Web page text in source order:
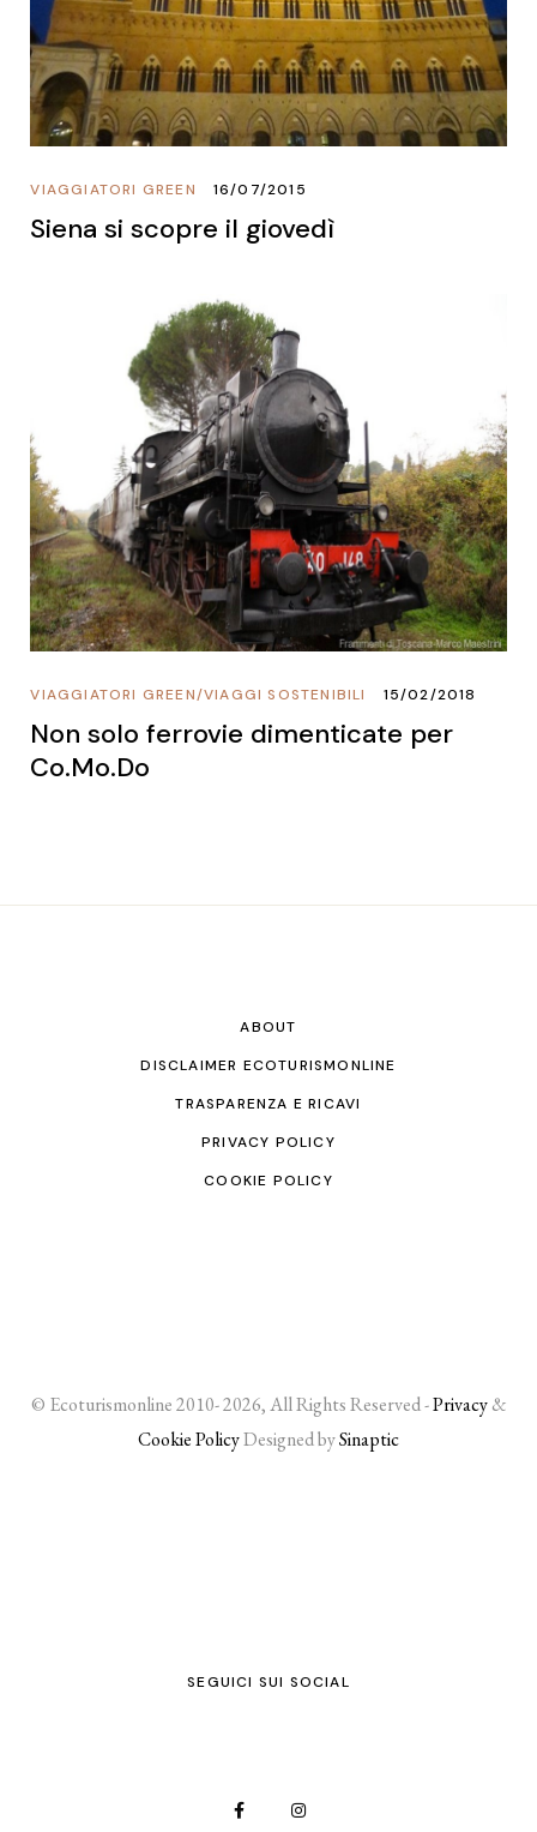
VIAGGIATORI GREEN 16/07/2015
Siena si scopre il giovedì
VIAGGI SOSTENIBILI
/
VIAGGIATORI GREEN 15/02/2018
Non solo ferrovie dimenticate per
Co.Mo.Do
ABOUT
DISCLAIMER ECOTURISMONLINE
TRASPARENZA E RICAVI
PRIVACY POLICY
COOKIE POLICY
© Ecoturismonline 2010- 2026, All Rights Reserved -Privacy&
Cookie PolicyDesigned bySinaptic
SEGUICI SUI SOCIAL